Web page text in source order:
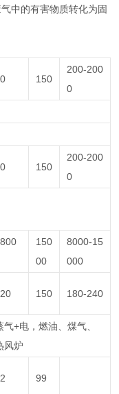
中的有害物质转化为固
150
200-200
0
150
200-200
0
150
00
8000-15
000
150 180-240
气+电，燃油、煤气、
风炉
99